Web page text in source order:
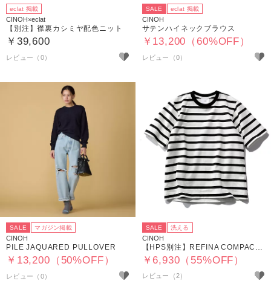
eclat 掲載
CINOH×eclat
【別注】襟裏カシミヤ配色ニット
￥39,600
SALE eclat 掲載
CINOH
サテンハイネックブラウス
￥13,200（60%OFF）
SALE マガジン掲載
CINOH
PILE JAQUARED PULLOVER
￥13,200（50%OFF）
SALE 洗える
CINOH
【HPS別注】REFINA COMPACT T－SHIRT
￥6,930（55%OFF）
レビュー（2）